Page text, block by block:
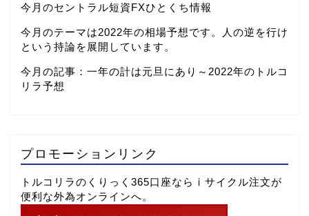
今月のセントラル短資FXひとくち情報
今月のテーマは2022年の相場予想です。人の逆を行け
という持論を展開しています。
今月の記事： 一年の計は元旦にあり～2022年のトルコ
リラ予想
プロモーションリンク
トルコリラのくりっく365口座ならⅰサイクル注文が
便利な外為オンラインへ。